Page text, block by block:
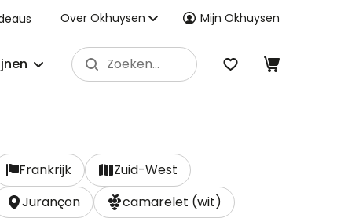
Over Okhuysen Mijn Okhuysen
Frankrijk
Zuid-West
Jurançon
camarelet (wit)